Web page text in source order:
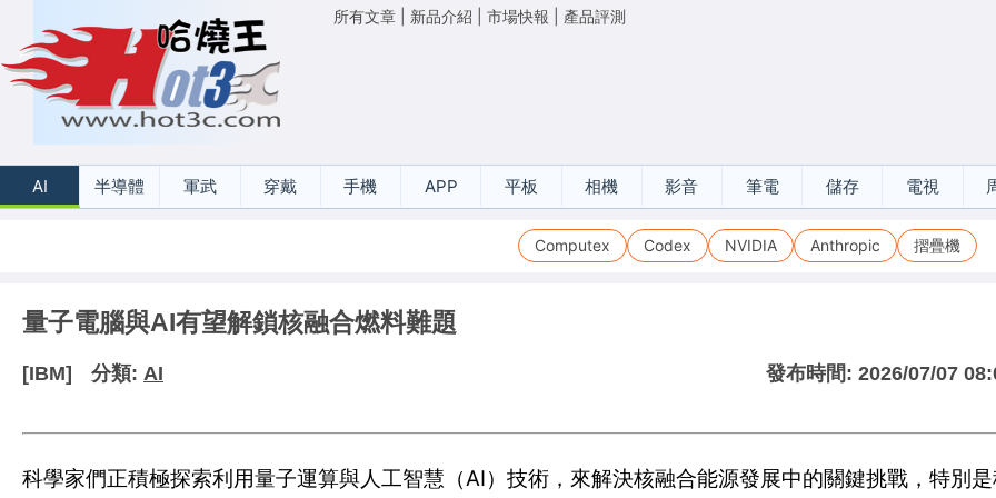
所有文章 新品介紹 市場快報 產品評測
AI 半導體 軍武 穿戴 手機 APP 平板 相機 影音 筆電 儲存 電視
Computex Codex NVIDIA Anthropic 摺疊機
量子電腦與AI有望解鎖核融合燃料難題
[IBM] 分類: AI 發布時間: 2026/07/07
科學家們正積極探索利用量子運算與人工智慧（AI）技術，來解決核融合能源發展中的關鍵挑戰，特別